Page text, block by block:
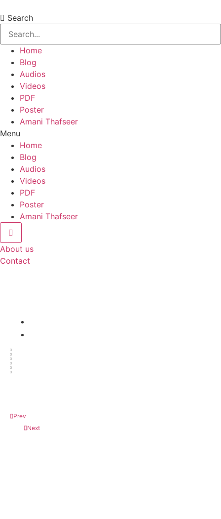
to
content
Search
Home
Blog
Audios
Videos
PDF
Poster
Amani Thafseer
Menu
Home
Blog
Audios
Videos
PDF
Poster
Amani Thafseer
About us
Contact
Prev
Next